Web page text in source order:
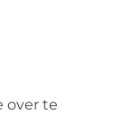
over te